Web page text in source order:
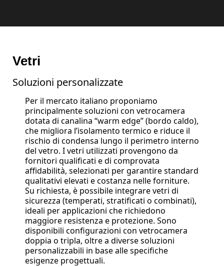
Vetri
Soluzioni personalizzate
Per il mercato italiano proponiamo
principalmente soluzioni con vetrocamera
dotata di canalina “warm edge” (bordo caldo),
che migliora l’isolamento termico e riduce il
rischio di condensa lungo il perimetro interno
del vetro. I vetri utilizzati provengono da
fornitori qualificati e di comprovata
affidabilità, selezionati per garantire standard
qualitativi elevati e costanza nelle forniture.
Su richiesta, è possibile integrare vetri di
sicurezza (temperati, stratificati o combinati),
ideali per applicazioni che richiedono
maggiore resistenza e protezione. Sono
disponibili configurazioni con vetrocamera
doppia o tripla, oltre a diverse soluzioni
personalizzabili in base alle specifiche
esigenze progettuali.